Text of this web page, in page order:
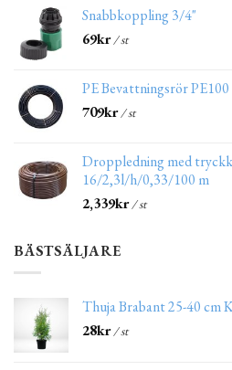
Snabbkoppling 3/4"
69kr/ st
PE Bevattningsrör
709kr/ st
Droppledning med
16/2,3l/h/0,33/100 m
2,339kr/ st
BÄSTSÄLJARE
Thuja Brabant 25-40 cm
28kr/ st